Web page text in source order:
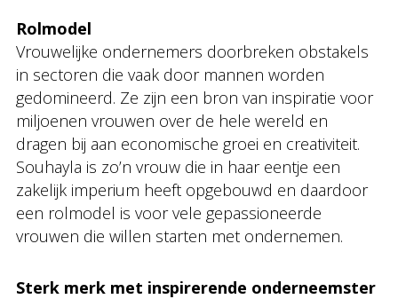
Rolmodel
Vrouwelijke ondernemers doorbreken obstakels
in sectoren die vaak door mannen worden
gedomineerd. Ze zijn een bron van inspiratie voor
miljoenen vrouwen over de hele wereld en
dragen bij aan economische groei en creativiteit.
Souhayla is zo’n vrouw die in haar eentje een
zakelijk imperium heeft opgebouwd en daardoor
een rolmodel is voor vele gepassioneerde
vrouwen die willen starten met ondernemen.
Sterk merk met inspirerende onderneemster